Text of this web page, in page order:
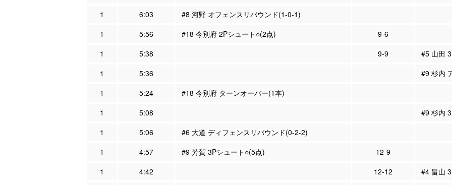
1
6:03
#8 河野 オフェンスリバウンド(1-0-1)
1
5:56 #18 今別府 2Pシュート○(2点)
9-6
1
5:38 9-9
#5 山田
1
5:36
#9 杉内
1
5:24
#18 今別府 ターンオーバー(1本)
1
5:08
#9 杉内
1
5:06
#6 大道 ディフェンスリバウンド(0-2-2)
1
4:57 #9 芳賀 3Pシュート○(5点)
12-9
1
4:42 12-12 #4 畠山